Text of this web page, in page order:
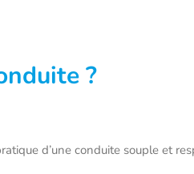
?
d’une conduite souple et